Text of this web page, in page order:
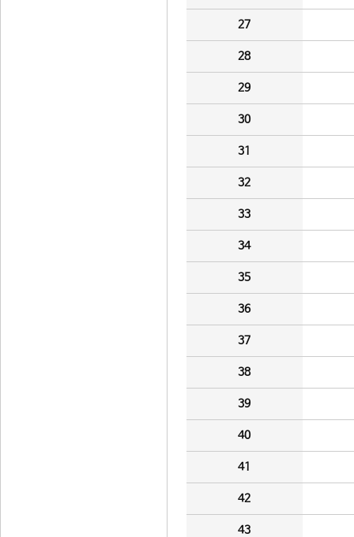
27
28
29
30
31
32
33
34
35
36
37
38
39
40
41
42
43